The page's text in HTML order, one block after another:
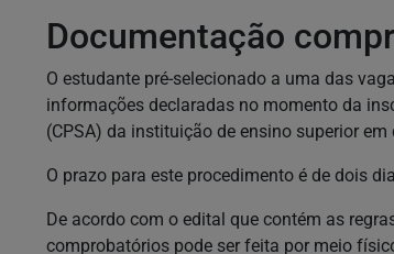
Documentação
O estudante pré-selecionado a uma das
informações declaradas no momento da
(CPSA) da instituição de ensino superior
O prazo para este procedimento é de dois
De acordo com o edital que contém as
comprobatórios pode ser feita por meio